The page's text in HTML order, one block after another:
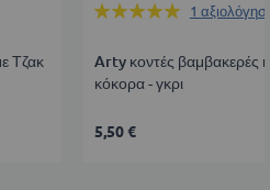
Τζακ
Βαθμολογία:
1
Arty κοντές βαμβακερές
κόκορα - γκρι
5,50 €